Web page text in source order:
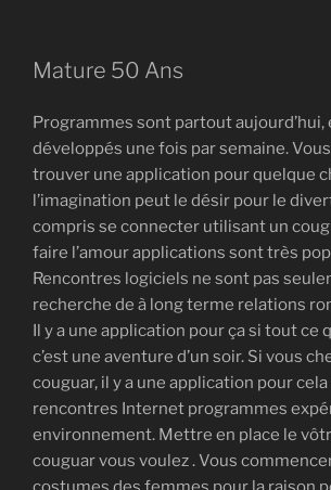
Mature 50 Ans
Programmes sont partout aujourd’hui,
développés une fois par semaine.
trouver une application pour quelque
l’imagination peut le désir pour le
compris se connecter utilisant un
faire l’amour applications sont très
Rencontres logiciels ne sont pas
recherche de à long terme relations
Il y a une application pour ça si tout ce
c’est une aventure d’un soir. Si vous
couguar, il y a une application pour cela
rencontres Internet programmes
environnement. Mettre en place le
couguar vous voulez . Vous